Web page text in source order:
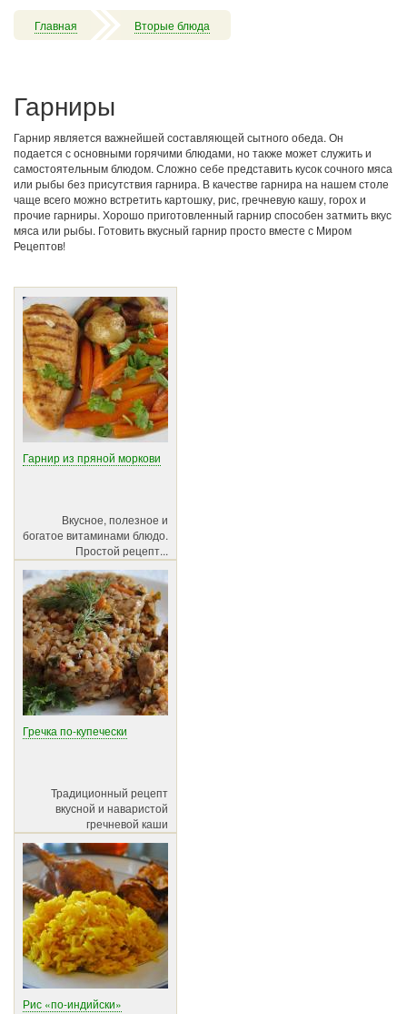
Главная Вторые блюда
Гарниры
Гарнир является важнейшей составляющей сытного обеда. Он
подается с основными горячими блюдами, но также может служить и
самостоятельным блюдом. Сложно себе представить кусок сочного мяса
или рыбы без присутствия гарнира. В качестве гарнира на нашем столе
чаще всего можно встретить картошку, рис, гречневую кашу, горох и
прочие гарниры. Хорошо приготовленный гарнир способен затмить вкус
мяса или рыбы. Готовить вкусный гарнир просто вместе с Миром
Рецептов!
Гарнир из пряной моркови
Вкусное, полезное и
богатое витаминами блюдо.
Простой рецепт...
Гречка по-купечески
Традиционный рецепт
вкусной и наваристой
гречневой каши
Рис «по-индийски»